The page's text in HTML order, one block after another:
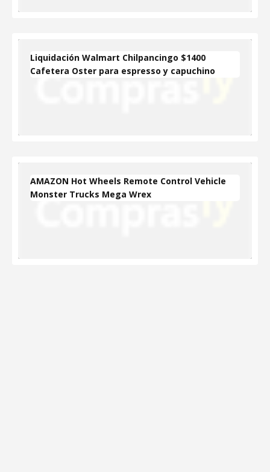
Liquidación Walmart Chilpancingo $1400
Cafetera Oster para espresso y capuchino
AMAZON Hot Wheels Remote Control Vehicle
Monster Trucks Mega Wrex